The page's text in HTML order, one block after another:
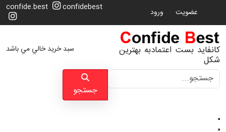
عضویت ورود confide.best confidebest
کانفاید بست اعتمادبه بهترین
شکل
جستجو
جستجو
سبد خرید خالي مي باشد